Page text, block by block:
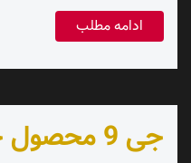
ادامه مطلب
جی 9 محصول جدید بهمن موتور